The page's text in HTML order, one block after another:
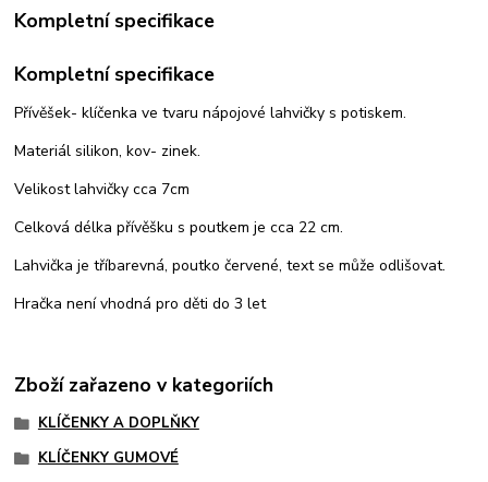
Kompletní specifikace
Kompletní specifikace
Přívěšek- klíčenka ve tvaru nápojové lahvičky s potiskem.
Materiál silikon, kov- zinek.
Velikost lahvičky cca 7cm
Celková délka přívěšku s poutkem je cca 22 cm.
Lahvička je tříbarevná, poutko červené, text se může odlišovat.
Hračka není vhodná pro děti do 3 let
Zboží zařazeno v kategoriích
KLÍČENKY A DOPLŇKY
KLÍČENKY GUMOVÉ